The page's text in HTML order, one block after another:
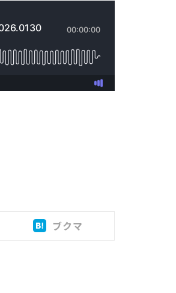
ブクマ